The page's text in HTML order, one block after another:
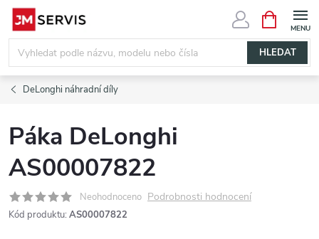
Přejít
obsah
HLEDAT
NÁKUPNÍ
KOŠÍK
DeLonghi náhradní díly
Páka DeLonghi
AS00007822
Neohodnoceno Podrobnosti hodnocení
Kód produktu: AS00007822